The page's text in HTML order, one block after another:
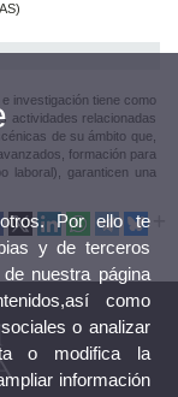
investigación tiene como
actividades relacionadas
de su ámbito que,
formación para
laboral), garanticen una
Por ello te
y de terceros
nuestra página
como
o analizar
o modifica la
información